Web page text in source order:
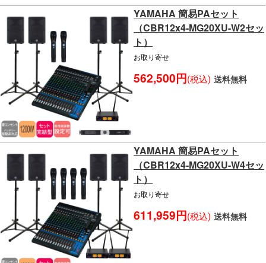
YAMAHA 簡易PAセット
（CBR12x4-MG20XU-W2セッ
ト）
お取り寄せ
562,500円(税込) 送料無料
YAMAHA 簡易PAセット
（CBR12x4-MG20XU-W4セッ
ト）
お取り寄せ
611,959円(税込) 送料無料